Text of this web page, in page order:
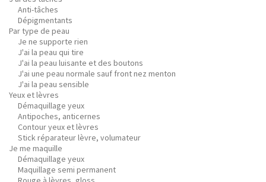
Anti-tâches
Dépigmentants
Par type de peau
Je ne supporte rien
J'ai la peau qui tire
J'ai la peau luisante et des boutons
J'ai une peau normale sauf front nez menton
J'ai la peau sensible
Yeux et lèvres
Démaquillage yeux
Antipoches, anticernes
Contour yeux et lèvres
Stick réparateur lèvre, volumateur
Je me maquille
Démaquillage yeux
Maquillage semi permanent